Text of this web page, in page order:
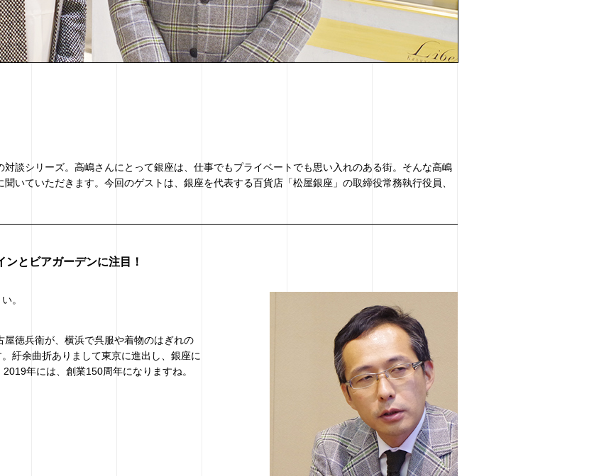
談シリーズ。高嶋さんにとって銀座は、仕事でもプライベートでも思い入れのある街。そんな高嶋
いていただきます。今回のゲストは、銀座を代表する百貨店「松屋銀座」の取締役常務執行役員、
とビアガーデンに注目！
。
徳兵衛が、横浜で呉服や着物のはぎれの
紆余曲折ありまして東京に進出し、銀座に
年には、創業150周年になりますね。